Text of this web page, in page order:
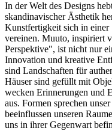
In der Welt des Designs
skandinavischer Ästhetik
Kunstfertigkeit sich in einer
vereinen. Muuto, inspiriert
Perspektive", ist nicht nur
Innovation und kreative
sind Landschaften für
Häuser sind gefüllt mit
wecken Erinnerungen und
aus. Formen sprechen
beeinflussen unseren
uns in ihrer Gegenwart